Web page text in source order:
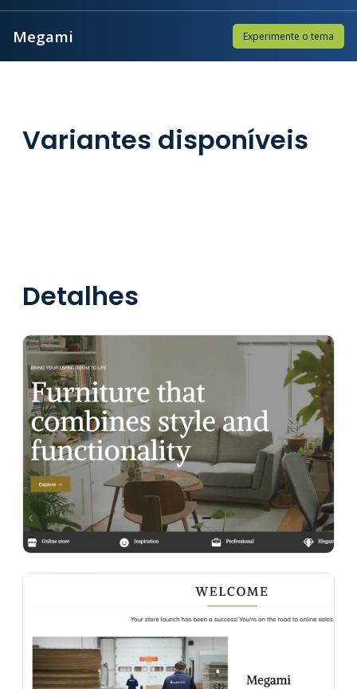
Megami Experimente o tema
Variantes disponíveis
Detalhes